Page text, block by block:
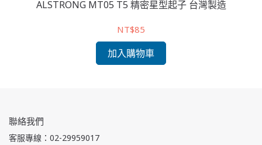
ALSTRONG MT05 T5 精密星型起子 台灣製造
NT$85
加入購物車
聯絡我們
客服專線：02-29959017